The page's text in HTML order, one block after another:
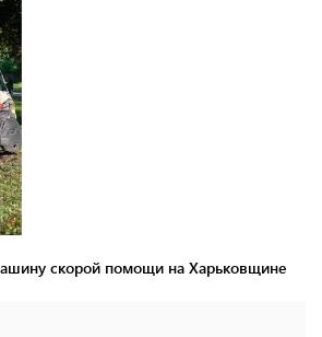
скорой помощи на Харьковщине